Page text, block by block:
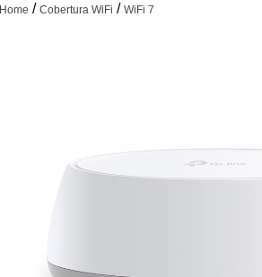
Home / Cobertura WiFi / WiFi 7